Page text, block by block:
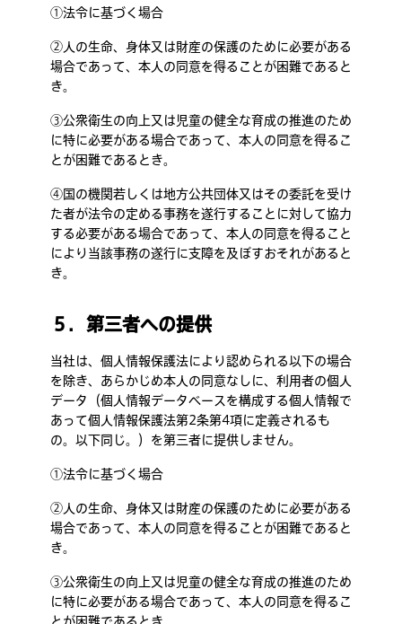
①法令に基づく場合
②人の生命、身体又は財産の保護のために必要がある
場合であって、本人の同意を得ることが困難であると
き。
③公衆衛生の向上又は児童の健全な育成の推進のため
に特に必要がある場合であって、本人の同意を得るこ
とが困難であるとき。
④国の機関若しくは地方公共団体又はその委託を受け
た者が法令の定める事務を遂行することに対して協力
する必要がある場合であって、本人の同意を得ること
により当該事務の遂行に支障を及ぼすおそれがあると
き。
５．第三者への提供
当社は、個人情報保護法により認められる以下の場合
を除き、あらかじめ本人の同意なしに、利用者の個人
データ（個人情報データベースを構成する個人情報で
あって個人情報保護法第2条第4項に定義されるも
の。以下同じ。）を第三者に提供しません。
①法令に基づく場合
②人の生命、身体又は財産の保護のために必要がある
場合であって、本人の同意を得ることが困難であると
き。
③公衆衛生の向上又は児童の健全な育成の推進のため
に特に必要がある場合であって、本人の同意を得るこ
とが困難であるとき。